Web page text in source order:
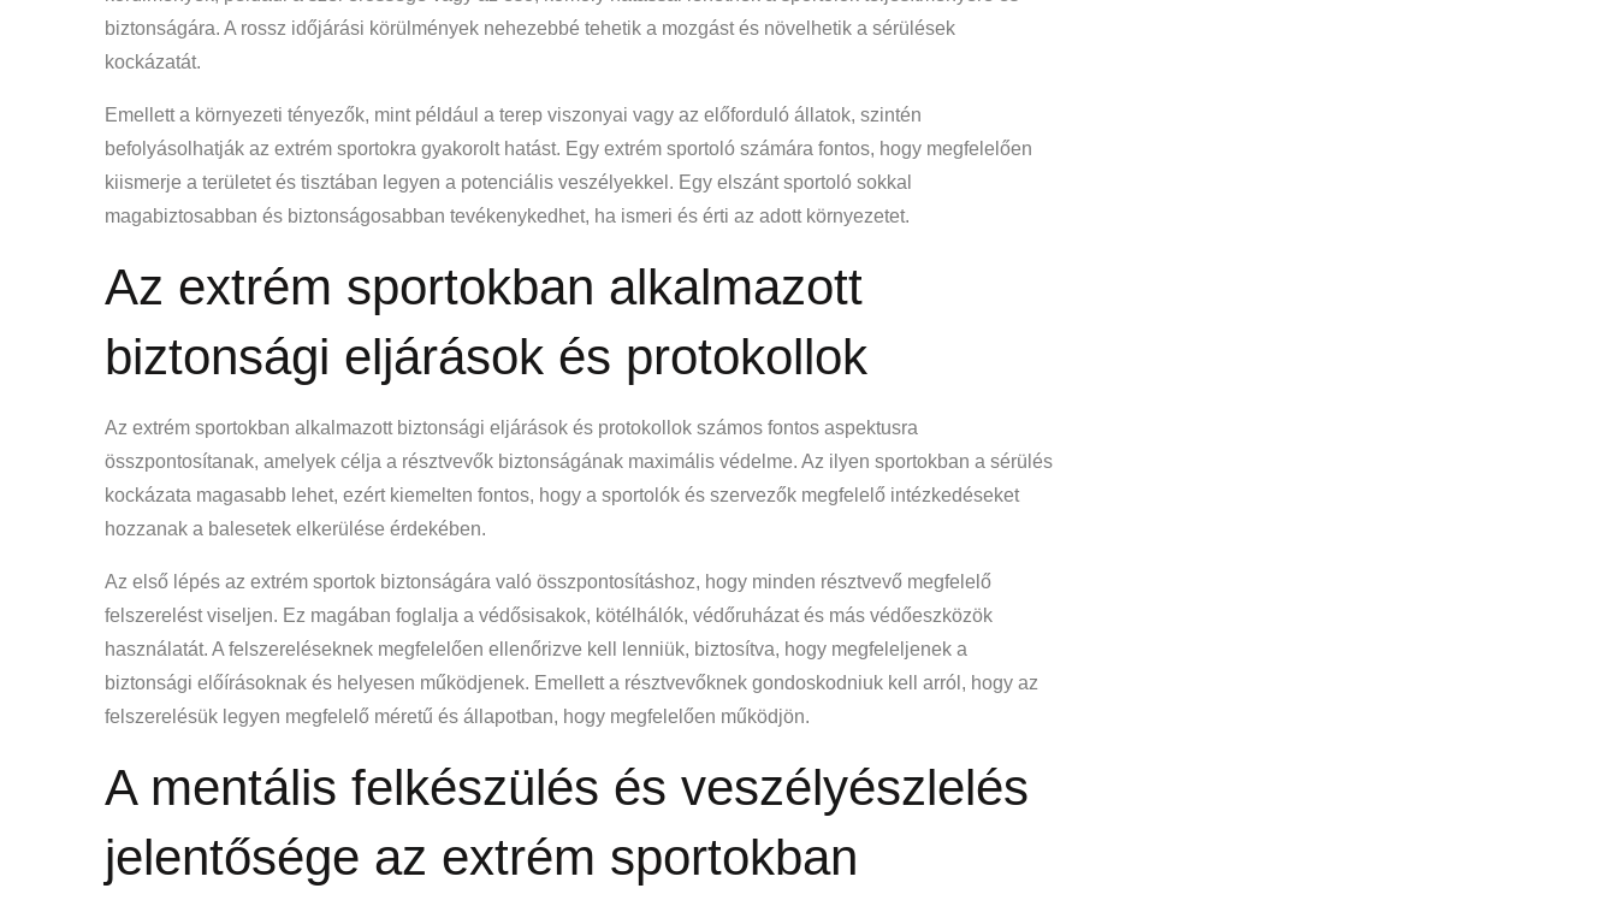
biztonságára. A rossz időjárási körülmények nehezebbé tehetik a mozgást és növelhetik a sérülések
kockázatát.
Emellett a környezeti tényezők, mint például a terep viszonyai vagy az előforduló állatok, szintén
befolyásolhatják az extrém sportokra gyakorolt hatást. Egy extrém sportoló számára fontos, hogy megfelelően
kiismerje a területet és tisztában legyen a potenciális veszélyekkel. Egy elszánt sportoló sokkal
magabiztosabban és biztonságosabban tevékenykedhet, ha ismeri és érti az adott környezetet.
Az extrém sportokban alkalmazott
biztonsági eljárások és protokollok
Az extrém sportokban alkalmazott biztonsági eljárások és protokollok számos fontos aspektusra
összpontosítanak, amelyek célja a résztvevők biztonságának maximális védelme. Az ilyen sportokban a sérülés
kockázata magasabb lehet, ezért kiemelten fontos, hogy a sportolók és szervezők megfelelő intézkedéseket
hozzanak a balesetek elkerülése érdekében.
Az első lépés az extrém sportok biztonságára való összpontosításhoz, hogy minden résztvevő megfelelő
felszerelést viseljen. Ez magában foglalja a védősisakok, kötélhálók, védőruházat és más védőeszközök
használatát. A felszereléseknek megfelelően ellenőrizve kell lenniük, biztosítva, hogy megfeleljenek a
biztonsági előírásoknak és helyesen működjenek. Emellett a résztvevőknek gondoskodniuk kell arról, hogy az
felszerelésük legyen megfelelő méretű és állapotban, hogy megfelelően működjön.
A mentális felkészülés és veszélyészlelés
jelentősége az extrém sportokban